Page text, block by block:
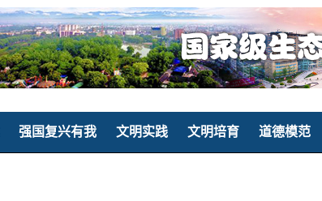
强国复兴有我 文明实践 文明培育 道德模范